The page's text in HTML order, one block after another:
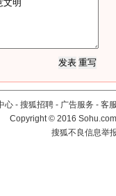
心 - 搜狐招聘 - 广告服务 - 客
Copyright©2016
搜狐不良信息举